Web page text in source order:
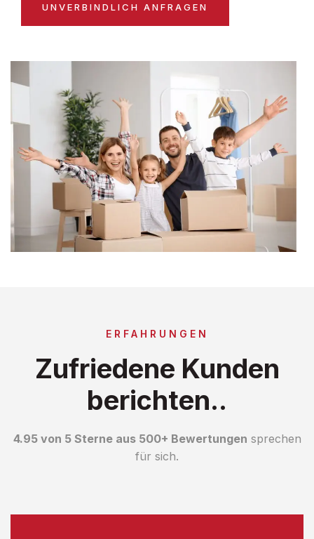
UNVERBINDLICH ANFRAGEN
ERFAHRUNGEN
Zufriedene Kunden
berichten..
4.95 von 5 Sterne aus 500+ Bewertungen sprechen
für sich.